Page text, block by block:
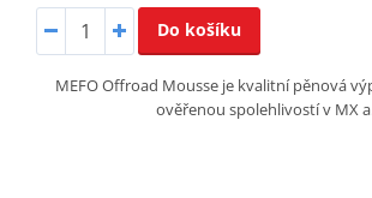
Do košíku
MEFO Offroad Mousse je kvalitní pěnová
ověřenou spolehlivostí v MX